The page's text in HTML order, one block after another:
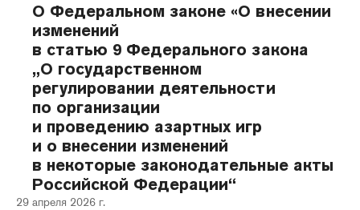
О Федеральном законе «О внесении
изменений
в статью 9 Федерального закона
„О государственном
регулировании деятельности
по организации
и проведению азартных игр
и о внесении изменений
в некоторые законодательные акты
Российской Федерации“
29 апреля 2026 г.